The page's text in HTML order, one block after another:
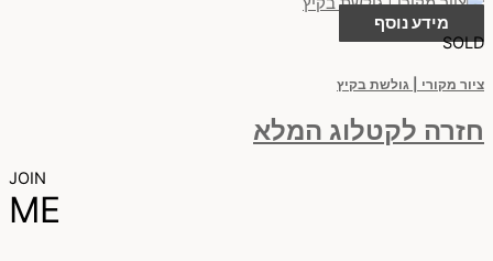
מידע נוסף
SOLD
ציור מקורי | גולשת בקיץ
חזרה לקטלוג המלא
JOIN
ME